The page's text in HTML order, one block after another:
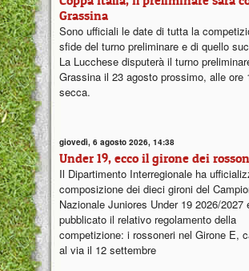
Grassina
Sono ufficiali le date di tutta la
sfide del turno preliminare e di quello
La Lucchese disputerà il turno
Grassina il 23 agosto prossimo, alle ore
secca.
giovedì, 6 agosto 2026, 14:38
Under 19, ecco il girone dei
Il Dipartimento Interregionale ha
composizione dei dieci gironi del
Nazionale Juniores Under 19 2026/2027
pubblicato il relativo regolamento della
competizione: i rossoneri nel Girone E,
al via il 12 settembre